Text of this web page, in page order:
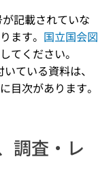
記載されていな
ます。 国立国会図
てください。
ている資料は、
目次があります。
調査・レ